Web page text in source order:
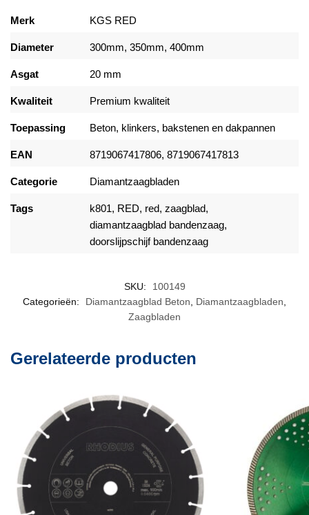
Merk KGS RED
Diameter 300mm, 350mm, 400mm
Asgat 20 mm
Kwaliteit Premium kwaliteit
Toepassing Beton, klinkers, bakstenen en dakpannen
EAN 8719067417806, 8719067417813
Categorie Diamantzaagbladen
Tags
k801, RED, red, zaagblad,
diamantzaagblad bandenzaag,
doorslijpschijf bandenzaag
SKU:
100149
Categorieën:
Diamantzaagblad Beton Diamantzaagbladen
Zaagbladen
Gerelateerde producten